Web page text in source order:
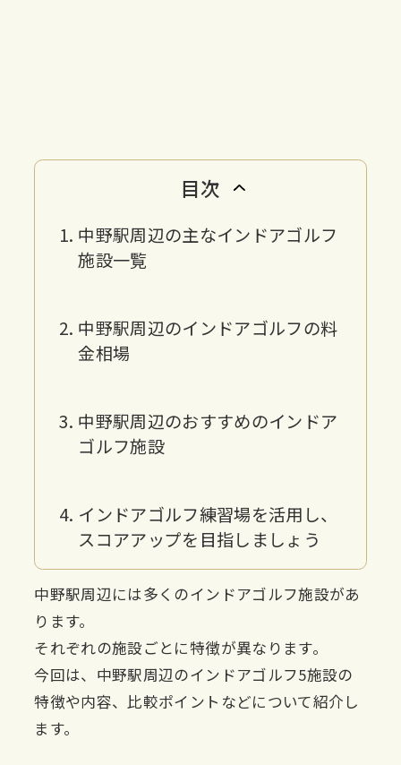
目次
中野駅周辺の主なインドアゴルフ
施設一覧
中野駅周辺のインドアゴルフの料
金相場
中野駅周辺のおすすめのインドア
ゴルフ施設
インドアゴルフ練習場を活用し、
スコアアップを目指しましょう
中野駅周辺には多くのインドアゴルフ施設があ
ります。
それぞれの施設ごとに特徴が異なります。
今回は、中野駅周辺のインドアゴルフ5施設の
特徴や内容、比較ポイントなどについて紹介し
ます。